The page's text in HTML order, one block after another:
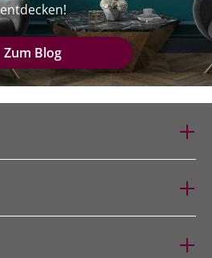
entdecken!
Zum Blog